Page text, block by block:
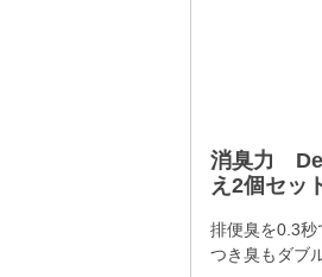
消臭力
え2個セッ
排便臭を0.3秒
つき臭もダブ